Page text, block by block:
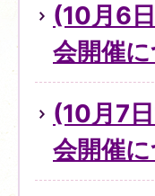
(10月6
会開催
(10月7
会開催